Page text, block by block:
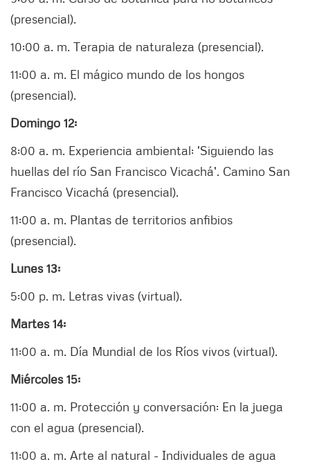
(presencial).
10:00 a. m. Terapia de naturaleza (presencial).
11:00 a. m. El mágico mundo de los hongos
(presencial).
Domingo 12:
8:00 a. m. Experiencia ambiental: 'Siguiendo las
huellas del río San Francisco Vicachá'. Camino San
Francisco Vicachá (presencial).
11:00 a. m. Plantas de territorios anfibios
(presencial).
Lunes 13:
5:00 p. m. Letras vivas (virtual).
Martes 14:
11:00 a. m. Día Mundial de los Ríos vivos (virtual).
Miércoles 15:
11:00 a. m. Protección y conversación: En la juega
con el agua (presencial).
11:00 a. m. Arte al natural - Individuales de agua